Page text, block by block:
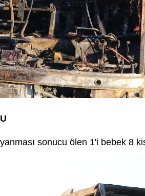
sonucu ölen 1'i bebek 8